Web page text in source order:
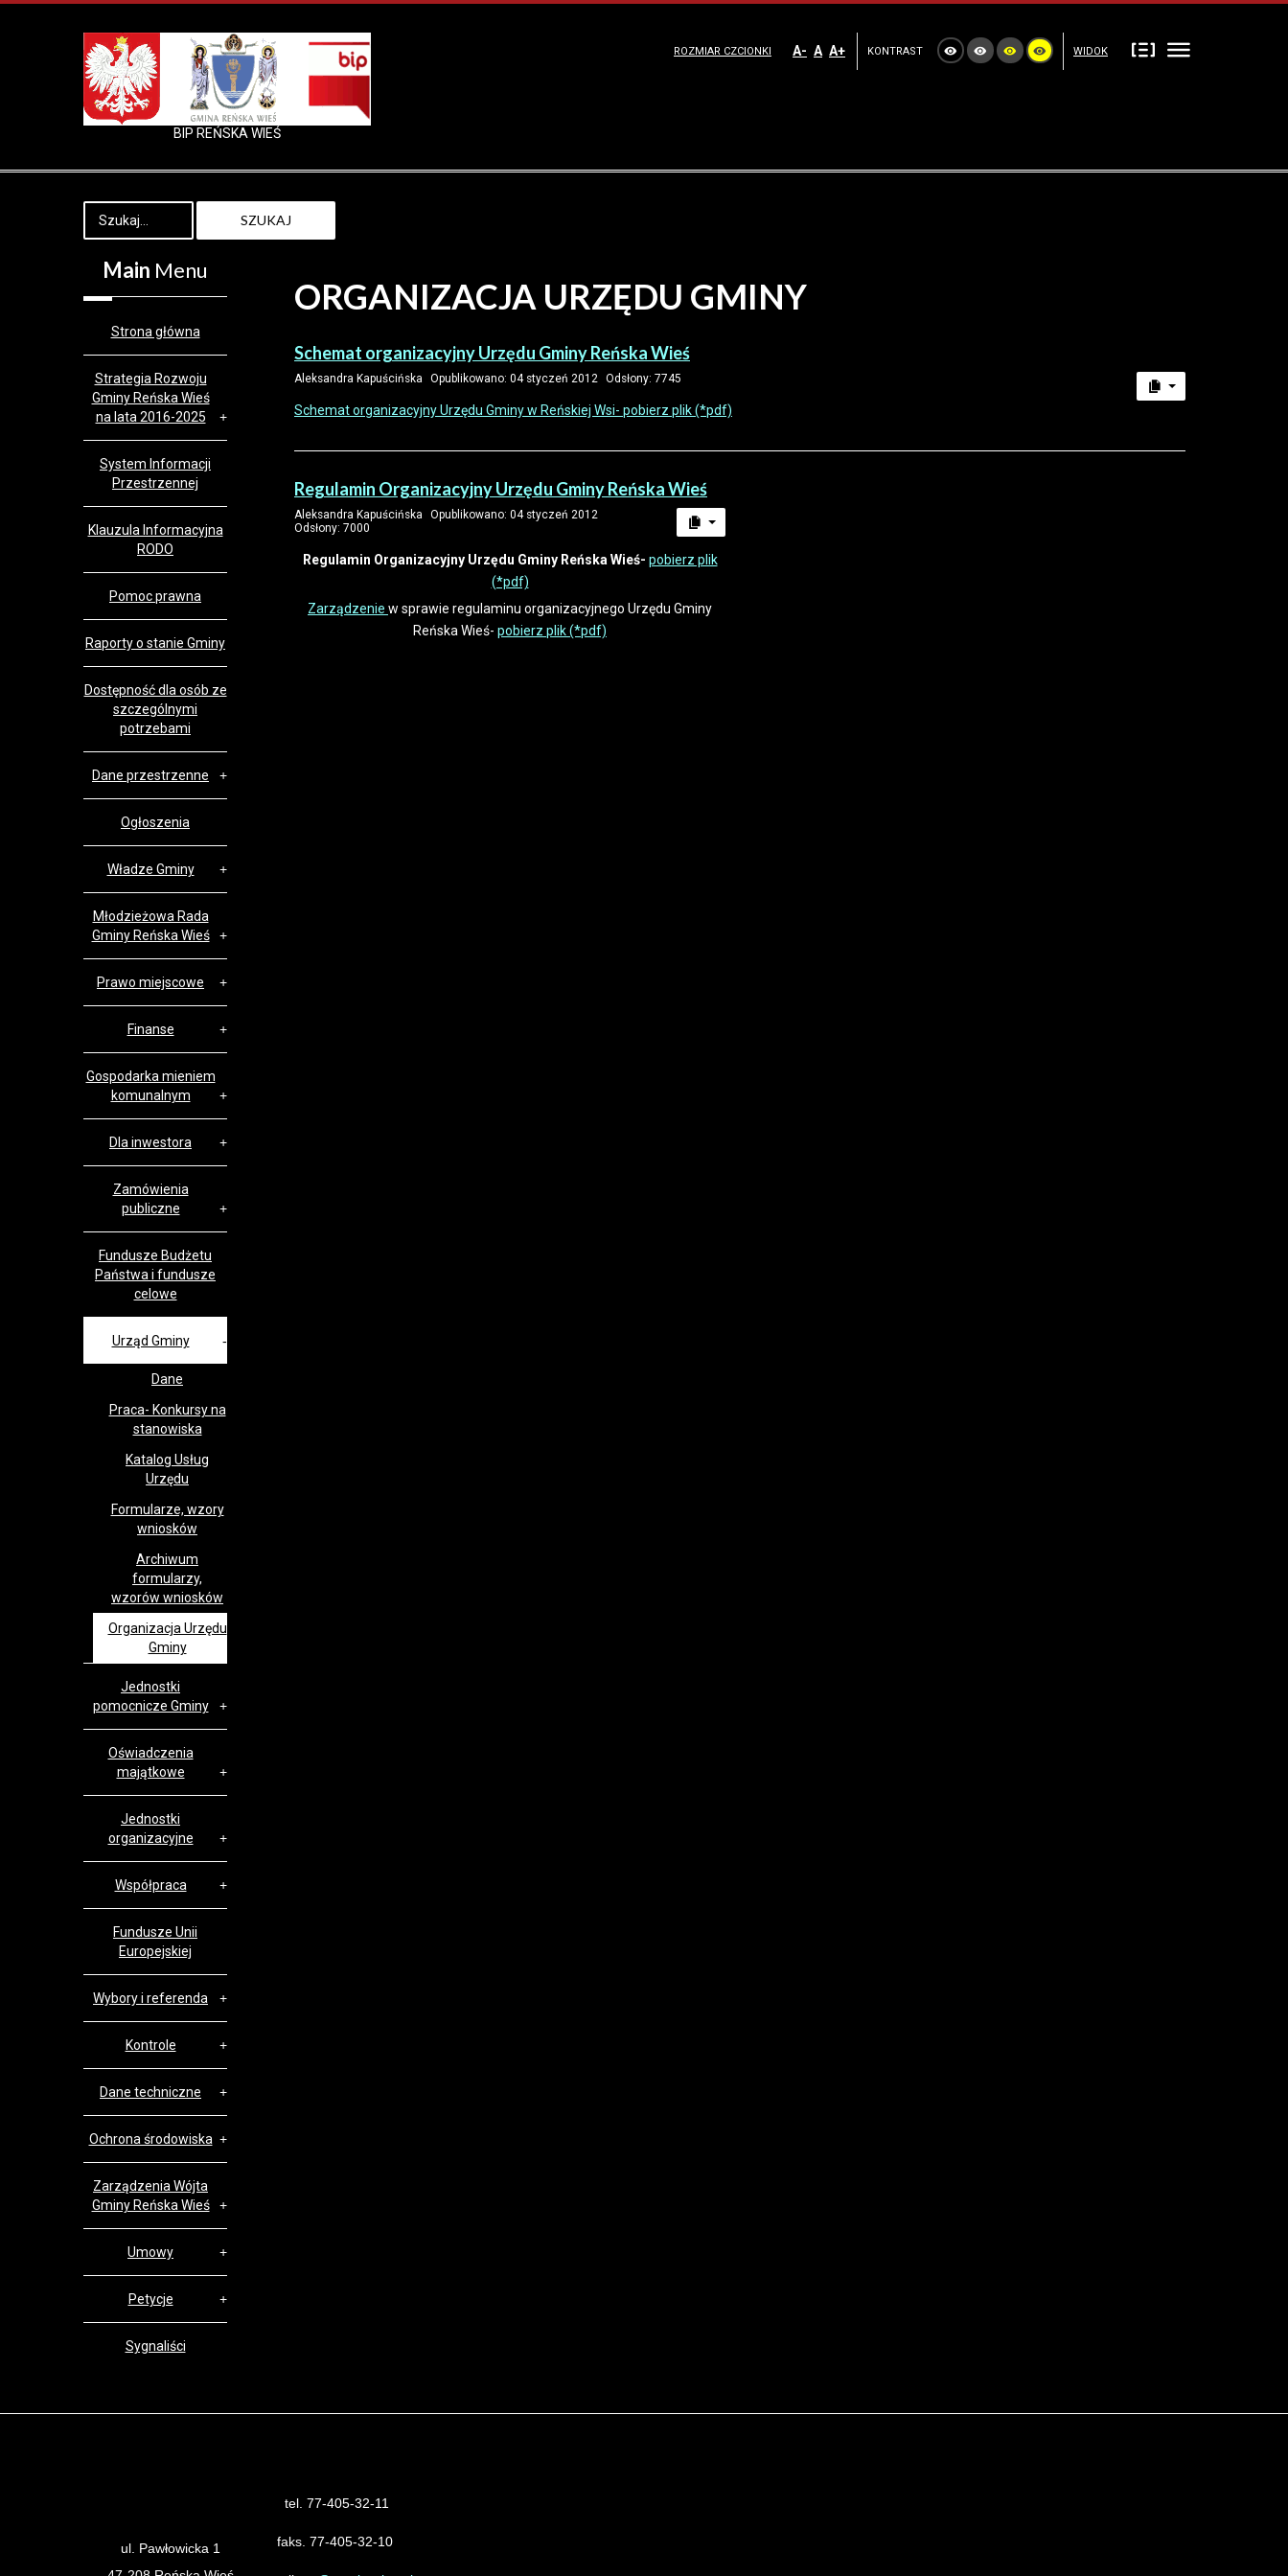
BIP REŃSKA WIEŚ
ROZMIAR CZCIONKI A- A A+ KONTRAST WIDOK
SZUKAJ
ORGANIZACJA URZĘDU GMINY
Schemat organizacyjny Urzędu Gminy Reńska Wieś
Aleksandra Kapuścińska Opublikowano: 04 styczeń 2012 Odsłony: 7745
Schemat organizacyjny Urzędu Gminy w Reńskiej Wsi- pobierz plik (*pdf)
Regulamin Organizacyjny Urzędu Gminy Reńska Wieś
Aleksandra Kapuścińska
Opublikowano: 04 styczeń 2012
Odsłony: 7000
Regulamin Organizacyjny Urzędu Gminy Reńska Wieś- pobierz plik
(*pdf)
Zarządzenie w sprawie regulaminu organizacyjnego Urzędu Gminy
Reńska Wieś- pobierz plik (*pdf)
Main Menu
Strona główna
Strategia Rozwoju
Gminy Reńska Wieś
na lata 2016-2025
System Informacji
Przestrzennej
Klauzula Informacyjna
RODO
Pomoc prawna
Raporty o stanie Gminy
Dostępność dla osób ze
szczególnymi
potrzebami
Dane przestrzenne
Ogłoszenia
Władze Gminy
Młodzieżowa Rada
Gminy Reńska Wieś
Prawo miejscowe
Finanse
Gospodarka mieniem
komunalnym
Dla inwestora
Zamówienia
publiczne
Fundusze Budżetu
Państwa i fundusze
celowe
Urząd Gminy
Dane
Praca- Konkursy na
stanowiska
Katalog Usług
Urzędu
Formularze, wzory
wniosków
Archiwum
formularzy,
wzorów wniosków
Organizacja Urzędu
Gminy
Jednostki
pomocnicze Gminy
Oświadczenia
majątkowe
Jednostki
organizacyjne
Współpraca
Fundusze Unii
Europejskiej
Wybory i referenda
Kontrole
Dane techniczne
Ochrona środowiska
Zarządzenia Wójta
Gminy Reńska Wieś
Umowy
Petycje
Sygnaliści
ul. Pawłowicka 1
tel. 77-405-32-11
faks. 77-405-32-10